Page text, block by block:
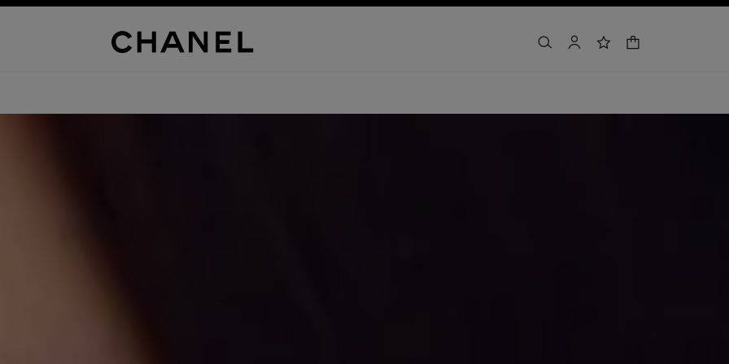
buscar cuentalista de deseos
cesta